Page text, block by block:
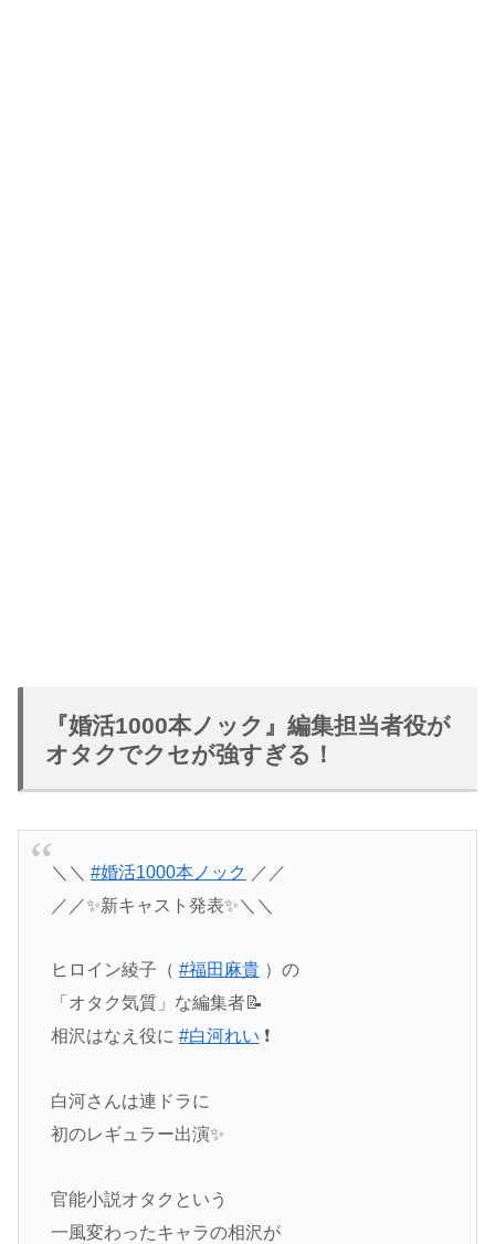
『婚活1000本ノック』編集担当者役が
オタクでクセが強すぎる！
＼＼ #婚活1000本ノック ／／
／／✨️新キャスト発表✨️＼＼
ヒロイン綾子（ #福田麻貴）の
「オタク気質」な編集者📝
相沢はなえ役に #白河れい ❗
白河さんは連ドラに
初のレギュラー出演✨️
官能小説オタクという
一風変わったキャラの相沢が